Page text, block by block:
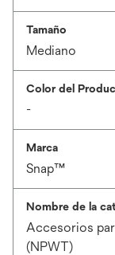
Tamaño
Mediano
Color del
-
Marca
Snap™
Nombre de la
Accesorios
(NPWT)